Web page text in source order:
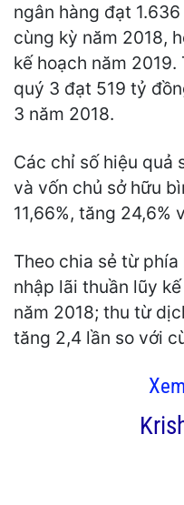
ngân hàng đạt
cùng kỳ năm 2018,
kế hoạch năm
quý 3 đạt 519 tỷ
3 năm 2018.
Các chỉ số hiệu quả
và vốn chủ sở hữu
11,66%, tăng 24,6%
Theo chia sẻ từ
nhập lãi thuần lũy
năm 2018; thu từ
tăng 2,4 lần so với